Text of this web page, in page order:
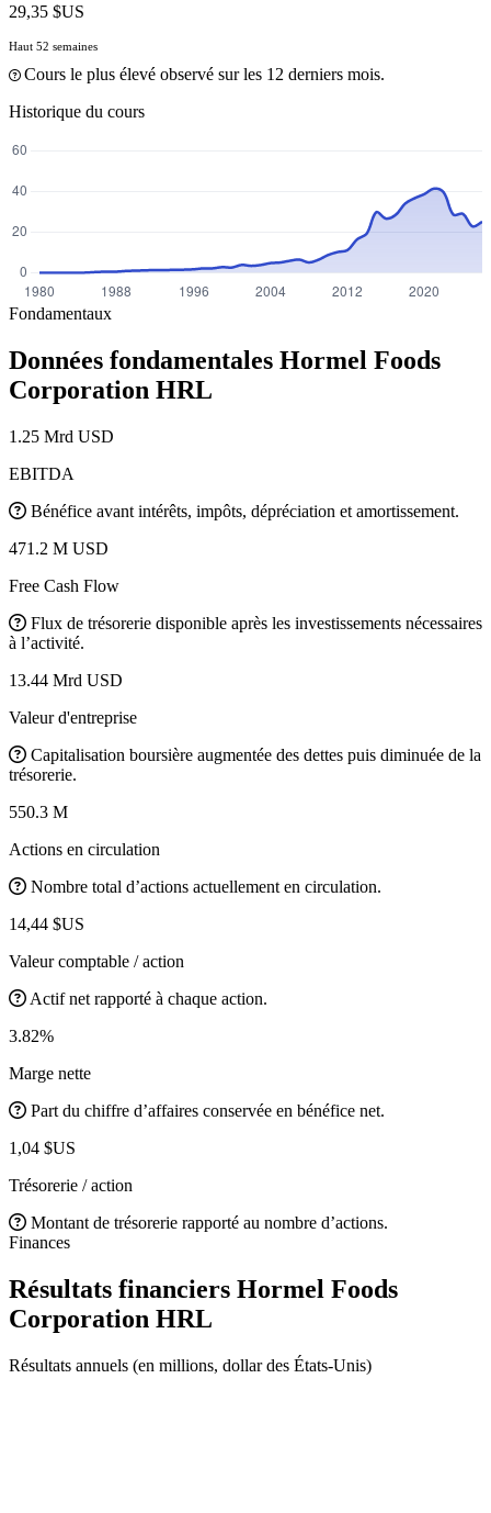
29,35 $US
Haut 52 semaines
Cours le plus élevé observé sur les 12 derniers mois.
Historique du cours
Fondamentaux
Données fondamentales Hormel Foods
Corporation HRL
1.25 Mrd USD
EBITDA
Bénéfice avant intérêts, impôts, dépréciation et amortissement.
471.2 M USD
Free Cash Flow
Flux de trésorerie disponible après les investissements nécessaires
à l’activité.
13.44 Mrd USD
Valeur d'entreprise
Capitalisation boursière augmentée des dettes puis diminuée de la
trésorerie.
550.3 M
Actions en circulation
Nombre total d’actions actuellement en circulation.
14,44 $US
Valeur comptable / action
Actif net rapporté à chaque action.
3.82%
Marge nette
Part du chiffre d’affaires conservée en bénéfice net.
1,04 $US
Trésorerie / action
Montant de trésorerie rapporté au nombre d’actions.
Finances
Résultats financiers Hormel Foods
Corporation HRL
Résultats annuels (en millions, dollar des États-Unis)